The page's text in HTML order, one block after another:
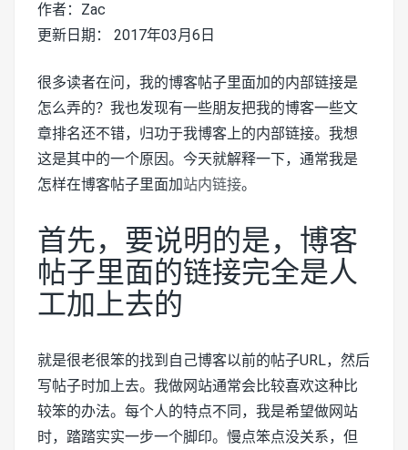
作者：Zac
更新日期： 2017年03月6日
很多读者在问，我的博客帖子里面加的内部链接是
怎么弄的？我也发现有一些朋友把我的博客一些文
章排名还不错，归功于我博客上的内部链接。我想
这是其中的一个原因。今天就解释一下，通常我是
怎样在博客帖子里面加站内链接。
首先，要说明的是，博客
帖子里面的链接完全是人
工加上去的
就是很老很笨的找到自己博客以前的帖子URL，然后
写帖子时加上去。我做网站通常会比较喜欢这种比
较笨的办法。每个人的特点不同，我是希望做网站
时，踏踏实实一步一个脚印。慢点笨点没关系，但